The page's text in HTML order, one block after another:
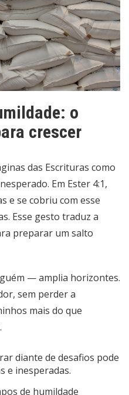
o
crescer
das Escrituras como
Em Ester 4:1,
e se cobriu com esse
Esse gesto traduz a
preparar um salto
— amplia horizontes.
sem perder a
mais do que
diante de desafios pode
e inesperadas.
de humildade